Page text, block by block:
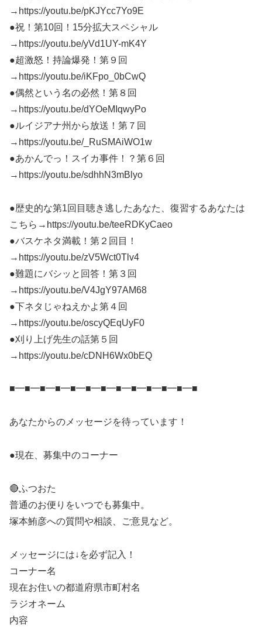
→https://youtu.be/pKJYcc7Yo9E
●祝！第10回！15分拡大スペシャル
→https://youtu.be/yVd1UY-mK4Y
●超激怒！持論爆発！第９回
→https://youtu.be/iKFpo_0bCwQ
●偶然という名の必然！第８回
→https://youtu.be/dYOeMIqwyPo
●ルイジアナ州から放送！第７回
→https://youtu.be/_RuSMAiWO1w
●あかんでっ！スイカ事件！？第６回
→https://youtu.be/sdhhN3mBlyo
●歴史的な第1回目聴き逃したあなた、復習するあなたは
こちら→https://youtu.be/teeRDKyCaeo
●バスケネタ満載！第２回目！
→https://youtu.be/zV5Wct0Tlv4
●難題にバシッと回答！第３回
→https://youtu.be/V4JgY97AM68
●下ネタじゃねえかよ第４回
→https://youtu.be/oscyQEqUyF0
●刈り上げ先生の話第５回
→https://youtu.be/cDNH6Wx0bEQ
■━■━■━■━■━■━■━■━■━■━■━■━■
あなたからのメッセージを待っています！
●現在、募集中のコーナー
🔴ふつおた
普通のお便りをいつでも募集中。
塚本鮪彦への質問や相談、ご意見など。
メッセージには↓を必ず記入！
コーナー名
現在お住いの都道府県市町村名
ラジオネーム
内容